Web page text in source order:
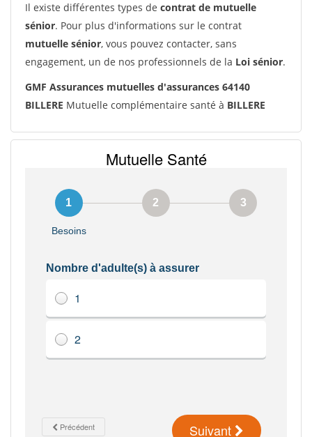
Il existe différentes types de contrat de mutuelle
sénior. Pour plus d'informations sur le contrat
mutuelle sénior, vous pouvez contacter, sans
engagement, un de nos professionnels de la Loi sénior.
GMF Assurances mutuelles d'assurances 64140
BILLERE Mutuelle complémentaire santé à BILLERE